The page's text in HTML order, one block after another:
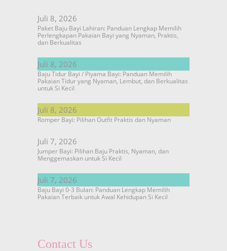
Juli 8, 2026
Paket Baju Bayi Lahiran: Panduan Lengkap Memilih
Perlengkapan Pakaian Bayi yang Nyaman, Praktis,
dan Berkualitas
Juli 8, 2026
Baju Tidur Bayi / Piyama Bayi: Panduan Memilih
Pakaian Tidur yang Nyaman, Lembut, dan Berkualitas
untuk Si Kecil
Juli 8, 2026
Romper Bayi: Pilihan Outfit Praktis dan Nyaman
Juli 7, 2026
Jumper Bayi: Pilihan Baju Praktis, Nyaman, dan
Menggemaskan untuk Si Kecil
Juli 7, 2026
Baju Bayi 0-3 Bulan: Panduan Lengkap Memilih
Pakaian Terbaik untuk Awal Kehidupan Si Kecil
Contact Us